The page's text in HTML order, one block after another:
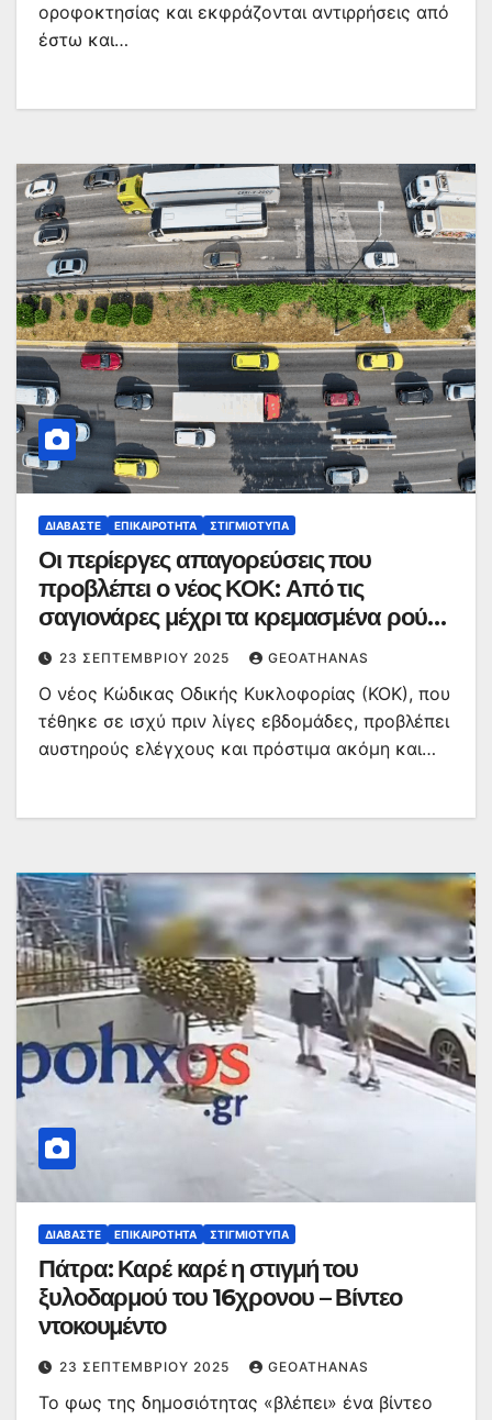
οροφοκτησίας και εκφράζονται αντιρρήσεις από
έστω και…
ΔΙΑΒΆΣΤΕ ΕΠΙΚΑΙΡΌΤΗΤΑ ΣΤΙΓΜΙΌΤΥΠΑ
Οι περίεργες απαγορεύσεις που
προβλέπει ο νέος ΚΟΚ: Από τις
σαγιονάρες μέχρι τα κρεμασμένα ρούχα
(βίντεο)
23 ΣΕΠΤΕΜΒΡΊΟΥ 2025 GEOATHANAS
Ο νέος Κώδικας Οδικής Κυκλοφορίας (ΚΟΚ), που
τέθηκε σε ισχύ πριν λίγες εβδομάδες, προβλέπει
αυστηρούς ελέγχους και πρόστιμα ακόμη και…
ΔΙΑΒΆΣΤΕ ΕΠΙΚΑΙΡΌΤΗΤΑ ΣΤΙΓΜΙΌΤΥΠΑ
Πάτρα: Καρέ καρέ η στιγμή του
ξυλοδαρμού του 16χρονου – Βίντεο
ντοκουμέντο
23 ΣΕΠΤΕΜΒΡΊΟΥ 2025 GEOATHANAS
Το φως της δημοσιότητας «βλέπει» ένα βίντεο